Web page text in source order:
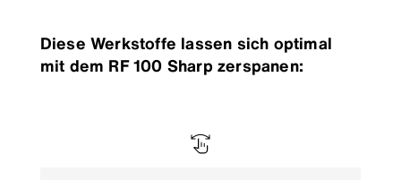
Diese Werkstoffe lassen sich optimal
mit dem RF 100 Sharp zerspanen: